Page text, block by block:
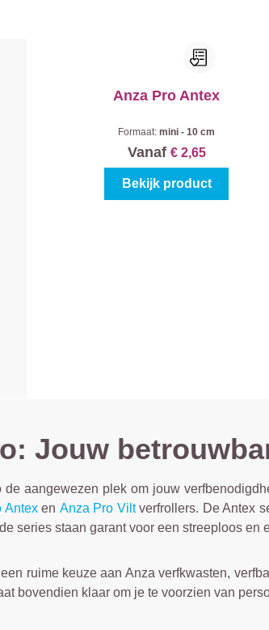
Anza Pro Antex
Formaat:mini - 10 cm
Vanaf € 2,65
Bekijk product
Jouw
aangewezen plek om jouw
Antexen Anza Pro Viltverfrollers. De Antex
series staan garant voor een streeploos
ruime keuze aan Anza verfkwasten,
bovendien klaar om je te voorzien van